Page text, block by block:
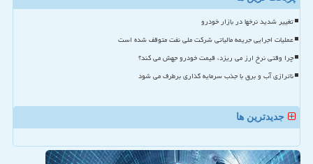
تغییر شدید نرخها در بازار خودرو
عملیات اجرایی جریمه مالیاتی شرکت ملی نفت متوقف شده است
چرا وقتی نرخ ارز می ریزد، قیمت خودرو جهش می کند؟
ناترازی آب و برق با جذب سرمایه گذاری برطرف می شود
جدیدترین ها